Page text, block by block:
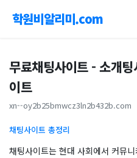
학원비알리미.com
무료채팅사이트 - 소개
이트
xn--oy2b25bmwcz3ln2b432b.com
채팅사이트 총정리
채팅사이트는 현대 사회에서 커뮤